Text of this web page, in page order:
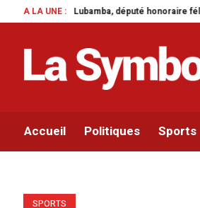
A LA UNE :
député honoraire félicite Louis Watum pour
Accueil Politiques Sports
SPORTS